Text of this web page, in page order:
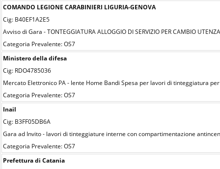
COMANDO LEGIONE CARABINIERI LIGURIA-GENOVA
Cig: B40EF1A2E5
Avviso di Gara - TONTEGGIATURA ALLOGGIO DI SERVIZIO PER CAMBIO
Categoria Prevalente: OS7
Ministero della difesa
Cig: RDO4785036
Mercato Elettronico PA - lente Home Bandi Spesa per lavori di tinteggiatura
Categoria Prevalente: OS7
Inail
Cig: B3FF05DB6A
Gara ad Invito - lavori di tinteggiature interne con compartimentazione
Categoria Prevalente: OS7
Prefettura di Catania